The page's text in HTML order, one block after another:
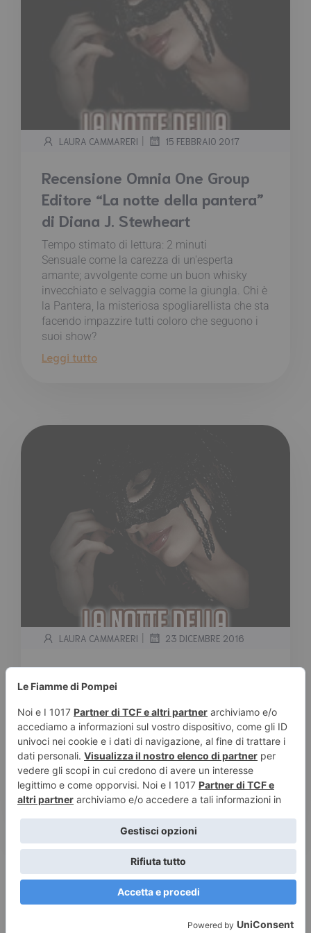
LAURA CAMMARERI | 15 FEBBRAIO 2017
Recensione Omnia One Group
Editore “La notte della pantera”
di Diana J. Stewheart
Tempo stimato di lettura: 2 minuti
Sensuale come la carezza di un'esperta
amante; avvolgente come un buon whisky
invecchiato e selvaggia come la giungla. Chi è
la Pantera, la misteriosa spogliarellista che sta
facendo impazzire tutti coloro che seguono i
suoi show?
Leggi tutto
LAURA CAMMARERI | 23 DICEMBRE 2016
Segnalazione “La notte della
pantera” di Diana J. Stewheart
– Omnia One Group Editore
Tempo stimato di lettura:< 1 minuto
Segnalazione “La notte della pantera” di Diana
J. Stewheart – Omnia One Group Editore
Sinossi: Sensuale […]
Leggi tutto
© 2026 Le Fiamme di Pompei – Recensioni di libri e articoli
Privacy e Cookies